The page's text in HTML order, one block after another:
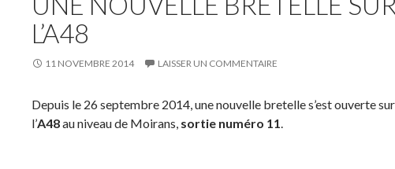
L’A48
11 NOVEMBRE 2014 LAISSER UN COMMENTAIRE
Depuis le 26 septembre 2014, une nouvelle bretelle s’est ouverte sur
l’A48au niveau de Moirans, sortie numéro 11.